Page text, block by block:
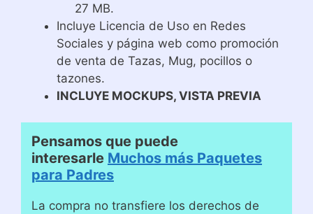
27 MB.
Incluye Licencia de Uso en Redes
Sociales y página web como promoción
de venta de Tazas, Mug, pocillos o
tazones.
INCLUYE MOCKUPS, VISTA PREVIA
Pensamos que puede
interesarle Muchos más Paquetes
para Padres
La compra no transfiere los derechos de